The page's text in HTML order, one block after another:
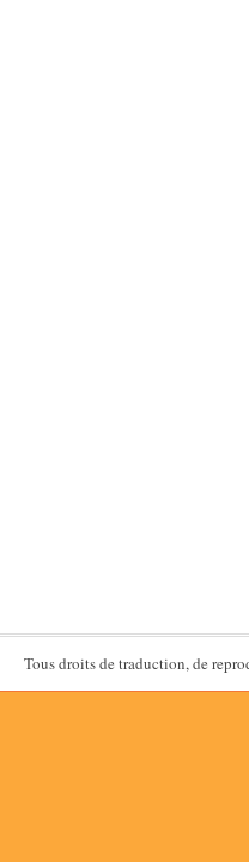
Tous droits de traduction, de